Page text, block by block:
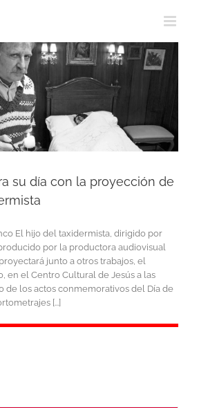
su día con la proyección de
El hijo del taxidermista, dirigido por
por la productora audiovisual
junto a otros trabajos, el
en el Centro Cultural de Jesús a las
de los actos conmemorativos del Día de
[...]